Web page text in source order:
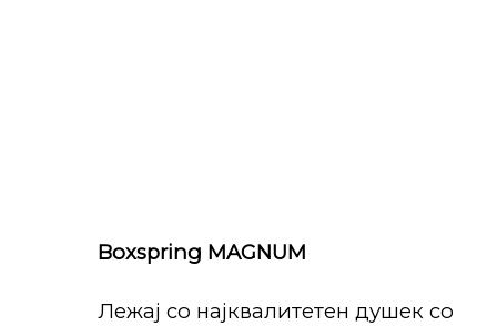
Boxspring MAGNUM
Лежај со најквалитетен душек со